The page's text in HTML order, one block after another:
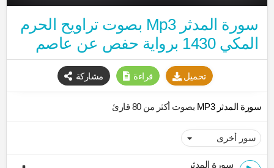
سورة المدثر Mp3 بصوت تراويح الحرم
المكي 1430 برواية حفص عن عاصم
تحميل قراءة مشاركة
سورة المدثر MP3 بصوت أكثر من 80 قارئ
سورة المدثر